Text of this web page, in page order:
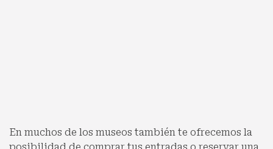
En muchos de los museos también te ofrecemos la